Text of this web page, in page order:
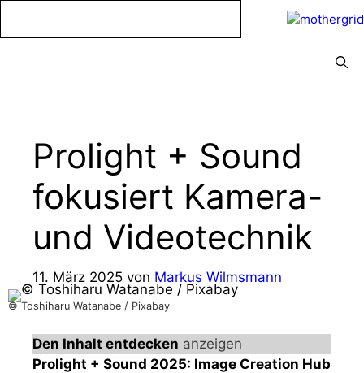
Prolight + Sound
fokusiert Kamera-
und Videotechnik
11. März 2025 von Markus Wilmsmann
© Toshiharu Watanabe / Pixabay
Den Inhalt entdecken anzeigen
Prolight + Sound 2025: Image Creation Hub